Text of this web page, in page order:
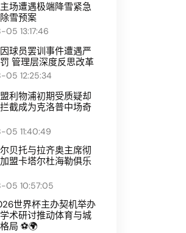
场遭遇极端降雪紧急
雪预案
13:17:46
球员罢训事件遭遇严
管理层深度反思改革
12:25:34
利物浦初期受质疑却
截成为克洛普中场奇
11:40:49
贝托与拉齐奥主席彻
盟卡塔尔杜海勒俱乐
10:57:05
世界杯主办契机举办
术研讨推动体育与城
局 ⚽🌍